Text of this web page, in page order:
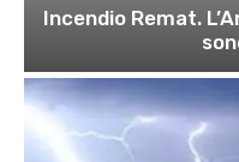
Incendio Remat.